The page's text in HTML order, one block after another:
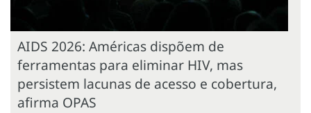
AIDS 2026: Américas dispõem de
ferramentas para eliminar HIV, mas
persistem lacunas de acesso e cobertura,
afirma OPAS